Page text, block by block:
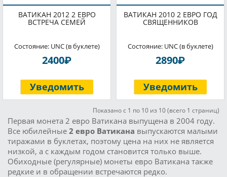
ВАТИКАН 2012 2 ЕВРО
ВСТРЕЧА СЕМЕЙ
Состояние: UNC (в буклете)
2400P
Уведомить
ВАТИКАН 2010 2 ЕВРО ГОД
СВЯЩЕННИКОВ
Состояние: UNC (в буклете)
2890P
Уведомить
Показано с 1 по 10 из 10 (всего 1 страниц)
Первая монета 2 евро Ватикана выпущена в 2004 году.
Все юбилейные 2 евро Ватикана выпускаются малыми
тиражами в буклетах, поэтому цена на них не является
низкой, а с каждым годом становится только выше.
Обиходные (регулярные) монеты евро Ватикана также
редкие и в обращении встречаются редко.